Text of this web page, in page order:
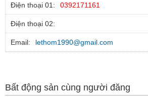
Điện thoại 01: 0392171161
Điện thoại 02:
Email: lethom1990@gmail.com
Bất động sản cùng người đăng